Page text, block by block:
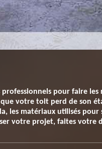
pour faire les
votre toit perd de son
les matériaux utilisés
votre projet, faites votre